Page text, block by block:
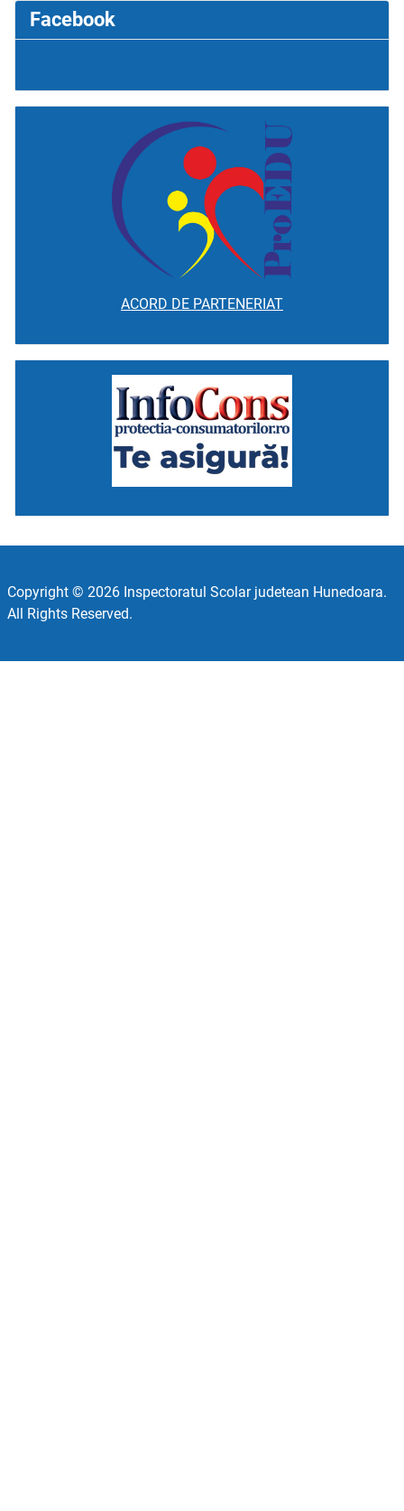
Facebook
ACORD DE PARTENERIAT
Copyright © 2026 Inspectoratul Scolar judetean Hunedoara.
All Rights Reserved.